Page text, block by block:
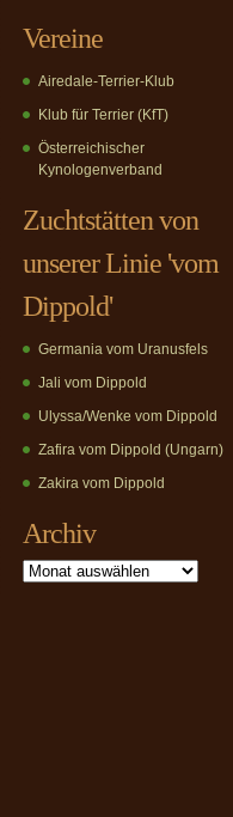
Vereine
Airedale-Terrier-Klub
Klub für Terrier (KfT)
Österreichischer
Kynologenverband
Zuchtstätten von
unserer Linie 'vom
Dippold'
Germania vom Uranusfels
Jali vom Dippold
Ulyssa/Wenke vom Dippold
Zafira vom Dippold (Ungarn)
Zakira vom Dippold
Archiv
Archiv